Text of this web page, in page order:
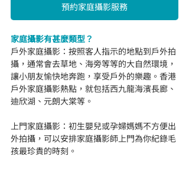
預約家庭攝影服務
家庭攝影有甚麼類型？
戶外家庭攝影：按照客人指示的地點到戶外拍
攝，通常會去草地、海旁等等的大自然環境，
讓小朋友愉快地奔跑，享受戶外的樂趣。香港
戶外家庭攝影熱點，就包括西九龍海濱長廊、
迪欣湖、元朗大棠等。
上門家庭攝影：初生嬰兒或孕婦媽媽不方便出
外拍攝，可以安排家庭攝影師上門為你紀錄毛
孩最珍貴的時刻。